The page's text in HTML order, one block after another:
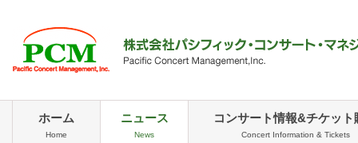
ホーム
Home
ニュース
News
コンサート情報&チケット
Concert Information & Tickets